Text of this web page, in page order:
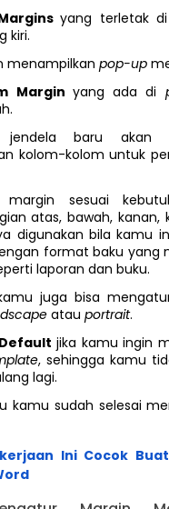
yang terletak di
kiri.
menampilkan pop-up
Margin yang ada di
jendela baru akan
kolom-kolom untuk
sesuai
atas, bawah, kanan,
digunakan bila kamu
format baku yang
laporan dan buku.
juga bisa
atau portrait.
jika kamu ingin
, sehingga kamu
lagi.
kamu sudah selesai
Ini Cocok